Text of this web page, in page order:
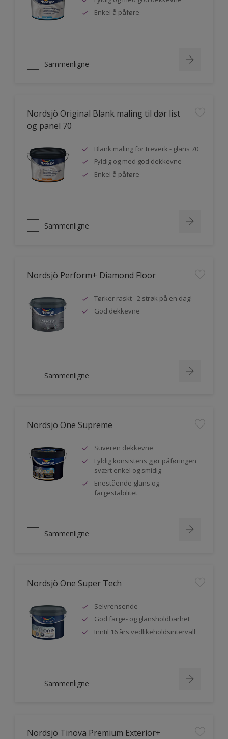
Enkel å påføre
Sammenligne
Nordsjö Original Blank maling til dør list
og panel 70
Blank maling for treverk - glans 70
Fyldig og med god dekkevne
Enkel å påføre
Sammenligne
Nordsjö Perform+ Diamond Floor
Tørker raskt - 2 strøk på en dag!
God dekkevne
Sammenligne
Nordsjö One Supreme
Suveren dekkevne
Fyldig konsistens gjør påføringen
svært enkel og smidig
Enestående glans og
fargestabilitet
Sammenligne
Nordsjö One Super Tech
Selvrensende
God farge- og glansholdbarhet
Inntil 16 års vedlikeholdsintervall
Sammenligne
Nordsjö Tinova Premium Exterior+